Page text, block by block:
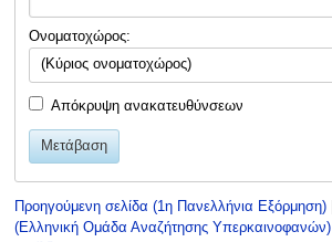
Ονοματοχώρος:
(Κύριος ονοματοχώρος)
Απόκρυψη ανακατευθύνσεων
Μετάβαση
Προηγούμενη σελίδα (1η Πανελλήνια Εξόρμηση)|
(Ελληνική Ομάδα Αναζήτησης Υπερκαινοφανών)